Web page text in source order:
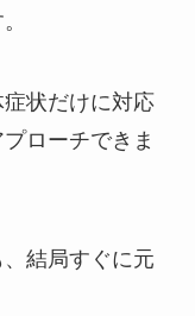
状だけに対応
ローチできま
結局すぐに元